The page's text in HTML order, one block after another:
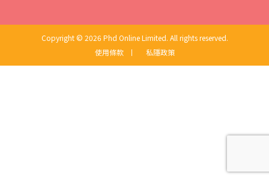
Copyright © 2026 Phd Online Limited. All rights reserved.
使用條款
丨 私隱政策